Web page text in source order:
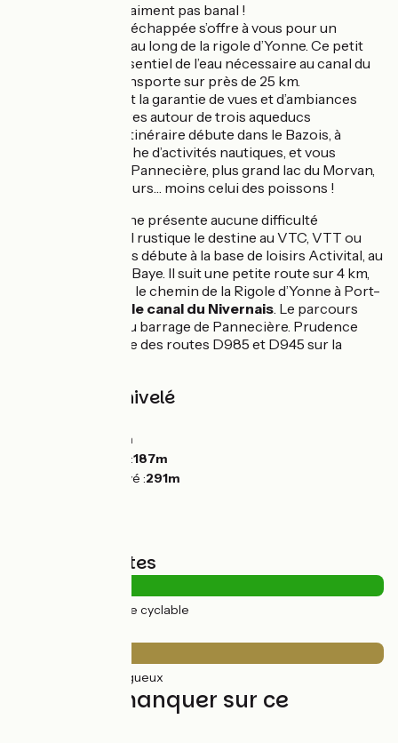
Ici le canal n’est vraiment pas banal !
À Port-Brûlé, une échappée s’offre à vous pour un
paisible parcours au long de la rigole d’Yonne. Ce petit
canal convoie l’essentiel de l’eau nécessaire au canal du
Nivernais, qu’il transporte sur près de 25 km.
Le suivre à vélo est la garantie de vues et d’ambiances
variées, entre autres autour de trois aqueducs
spectaculaires. L’itinéraire débute dans le Bazois, à
l’étang de Baye, riche d’activités nautiques, et vous
conduit au Lac de Pannecière, plus grand lac du Morvan,
paradis des pêcheurs… moins celui des poissons !
Le cheminement ne présente aucune difficulté
technique. Son sol rustique le destine au VTC, VTT ou
gravel. Le parcours débute à la base de loisirs Activital, au
bord de l’étang de Baye. Il suit une petite route sur 4 km,
avant de rejoindre le chemin de la Rigole d’Yonne à Port-
où il quitte le canal du Nivernais. Le parcours
s’achève au pied du barrage de Pannecière. Prudence
lors de la traversée des routes D985 et D945 sur la
Pentes et dénivelé
99m
Point le plus bas :187m
Point le plus élevé :291m
Types de routes
(100%) Voie cyclable
(100%) Rugueux
À ne pas manquer sur ce